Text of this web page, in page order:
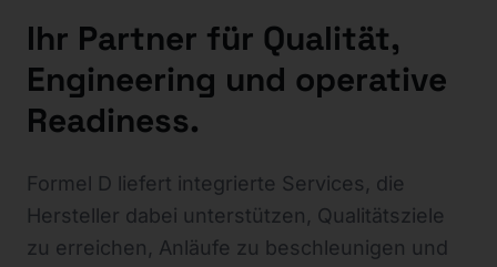
Ihr Partner für Qualität,
Engineering und operative
Readiness.
Formel D liefert integrierte Services, die
Hersteller dabei unterstützen, Qualitätsziele
zu erreichen, Anläufe zu beschleunigen und